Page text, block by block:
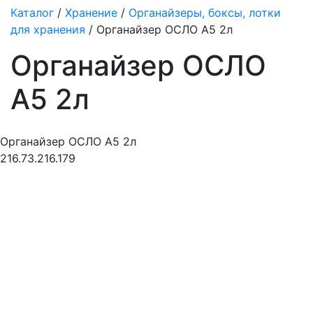
Каталог / Хранение / Органайзеры, боксы, лотки
для хранения / Органайзер ОСЛО А5 2л
Органайзер ОСЛО
А5 2л
Органайзер ОСЛО А5 2л
216.73.216.179